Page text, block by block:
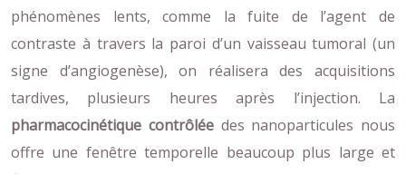
phénomènes lents, comme la fuite de l’agent de
contraste à travers la paroi d’un vaisseau tumoral (un
signe d’angiogenèse), on réalisera des acquisitions
tardives, plusieurs heures après l’injection. La
pharmacocinétique contrôléedes nanoparticules nous
offre une fenêtre temporelle beaucoup plus large et